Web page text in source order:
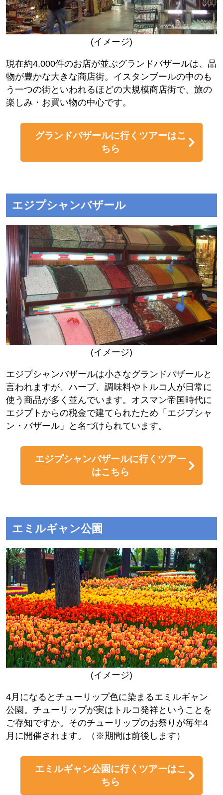
(イメージ)
現在約4,000件のお店が並ぶグランドバザールは、品
物が豊かな大きな商店街。イスタンブールの中のも
う一つの街といわれるほどの大規模商店街で、旅の
楽しみ・お買い物の中心です。
グランドバザールに行くツアーはこ
ちら
エジプシャンバザール
(イメージ)
エジプシャンバザールは小さなグランドバザールと
言われますが、ハーブ、調味料やトルコ人が日常に
使う商品が多く並んでいます。オスマン帝国時代に
エジプトからの税金で建てられたため「エジプシャ
ン・バザール」と名づけられています。
エジプシャンバザールに行くツアー
はこちら
エミルギャン公園
(イメージ)
4月になるとチューリップ色に染まるエミルギャン
公園。チューリップが実はトルコ発祥ということを
ご存知ですか。そのチューリップのお祭りが毎年4
月に開催されます。（※期間は前後します）
エミルギャン公園に行くツアーはこ
ちら